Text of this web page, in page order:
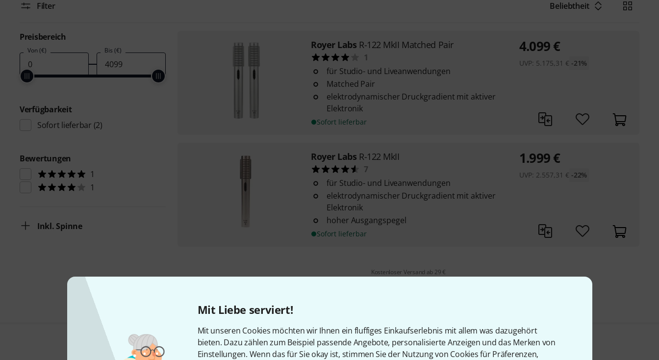
Mit Liebe serviert!
Mit unseren Cookies möchten wir Ihnen ein fluffiges Einkaufserlebnis mit allem was dazugehört
bieten. Dazu zählen zum Beispiel passende Angebote, personalisierte Anzeigen und das Merken von
Einstellungen. Wenn das für Sie okay ist, stimmen Sie der Nutzung von Cookies für Präferenzen,
Filter Beliebtheit
Preisbereich
Von (€) Bis (€)
Verfügbarkeit
Sofort lieferbar (2)
Bewertungen
1
1
Inkl. Spinne
Royer Labs R-122 MkII Matched Pair
1
für Studio- und Liveanwendungen
Matched Pair
elektrodynamischer Druckgradient mit aktiver
Elektronik
Sofort lieferbar
4.099€
UVP: 5.175,31 € -21%
Royer Labs R-122 MkII
7
für Studio- und Liveanwendungen
elektrodynamischer Druckgradient mit aktiver
Elektronik
hoher Ausgangspegel
Sofort lieferbar
1.999€
UVP: 2.557,31 € -22%
Kostenloser Versand ab 29 €
Gefällt Ihnen, was Sie sehen?